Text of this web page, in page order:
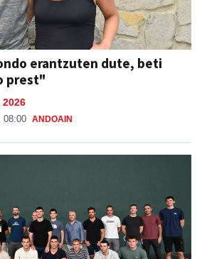
erantzuten dute, beti
prest"
2026
08:00 ANDOAIN